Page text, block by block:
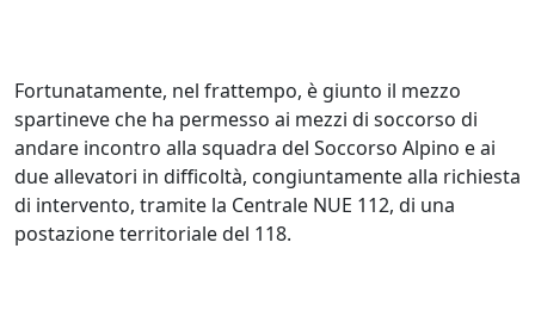
Fortunatamente, nel frattempo, è giunto il mezzo
spartineve che ha permesso ai mezzi di soccorso di
andare incontro alla squadra del Soccorso Alpino e ai
due allevatori in difficoltà, congiuntamente alla richiesta
di intervento, tramite la Centrale NUE 112, di una
postazione territoriale del 118.